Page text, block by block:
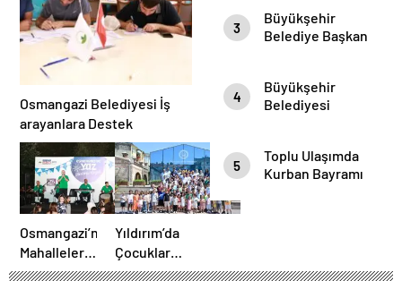
3
Büyükşehir
Belediye Başkan
Marşın
Bestecilerini
4
Büyükşehir
Belediyesi
“Aşure Bereket
Demektir”
5
Toplu Ulaşımda
Kurban Bayramı
Müzik
Ziyafeti
Osmangazi Belediyesi İş
arayanlara Destek
Osmangazi’nin
Mahallelerinde
Şenliğin En
Yıldırım’da
Çocuklar
Yaz